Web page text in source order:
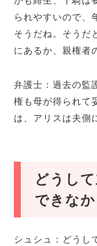
られやすいので、
そうだね。そうだ
にあるか、親権者
弁護士：過去の監
権も母が得られて
は、アリスは夫側
どうし
できな
シュシュ：どうし